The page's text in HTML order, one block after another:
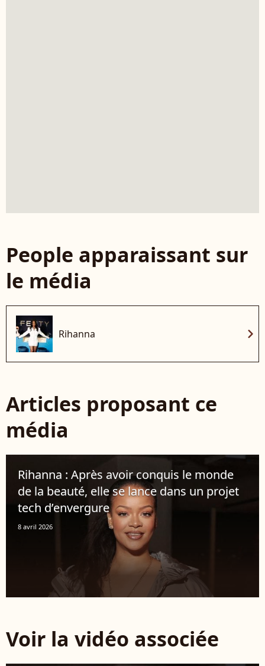
People apparaissant sur
le média
Rihanna chevron_right
Articles proposant ce
média
Rihanna : Après avoir conquis le monde
de la beauté, elle se lance dans un projet
tech d’envergure
8 avril 2026
Voir la vidéo associée